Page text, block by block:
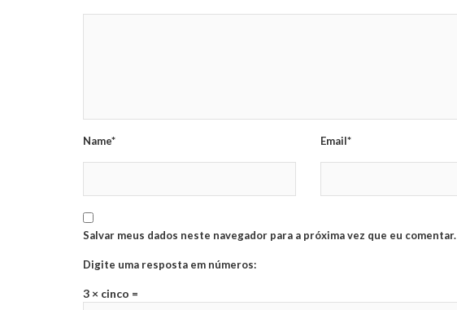
Name* Email*
Salvar meus dados neste navegador para a próxima vez que eu comentar.
Digite uma resposta em números:
3 × cinco =